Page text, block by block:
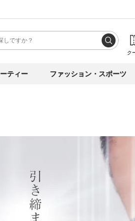
ク
ティー ファッション・スポーツ